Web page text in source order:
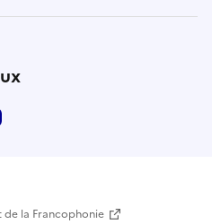
de la Francophonie